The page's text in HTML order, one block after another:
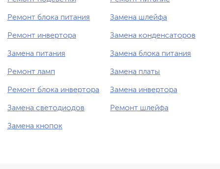
Ремонт блока питания Замена шлейфа
Ремонт инвертора Замена конденсаторов
Замена питания Замена блока питания
Ремонт ламп Замена платы
Ремонт блока инвертора Замена инвертора
Замена светодиодов Ремонт шлейфа
Замена кнопок